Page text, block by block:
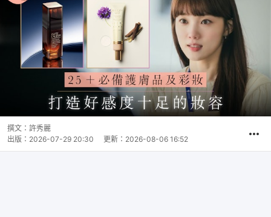
撰文： 許秀麗
出版： 2026-07-29 20:30 更新： 2026-08-06 16:52